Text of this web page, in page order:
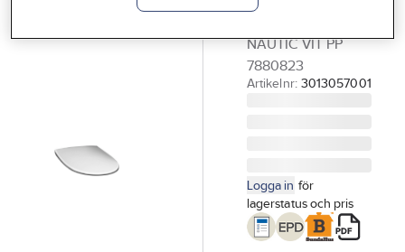
NAUTIC VIT PP
7880823
Artikelnr: 3013057001
Logga in för
lagerstatus och pris